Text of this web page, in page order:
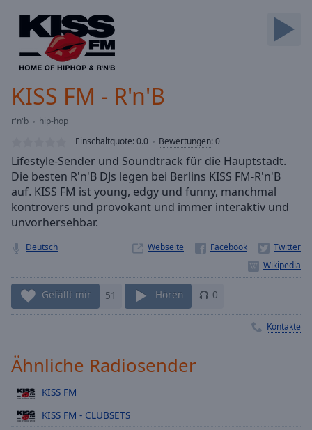
Skip
Forward
Mute
Current
Loaded :
Stream
Type LIVE
Seek to
currently
behind
Remaining
1x
Chapters
Chapters
Descriptions
KISS FM - R'n'B
r'n'b
hip-hop
Einschaltquote:0.0 Bewertungen:0
Lifestyle-Sender und Soundtrack für die Hauptstadt.
Die besten R'n'B DJs legen bei Berlins KISS FM-R'n'B
auf. KISS FM ist young, edgy und funny, manchmal
kontrovers und provokant und immer interaktiv und
unvorhersehbar.
Deutsch Webseite
Gefällt mir 51 Hören 0
Kontakte
Ähnliche Radiosender
KISS FM
KISS FM - CLUBSETS